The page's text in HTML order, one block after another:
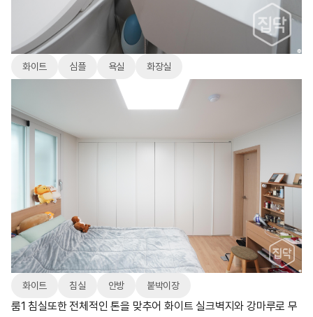
화이트 심플 욕실 화장실
화이트 침실 안방 붙박이장
룸1 침실또한 전체적인 톤을 맞추어 화이트 실크벽지와 강마루로 무